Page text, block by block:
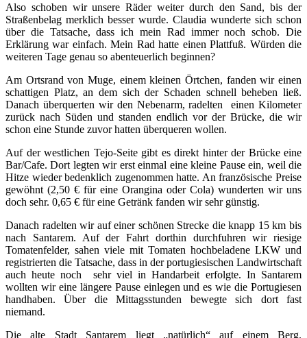
Also schoben wir unsere Räder weiter durch den Sand, bis der
Straßenbelag merklich besser wurde. Claudia wunderte sich schon
über die Tatsache, dass ich mein Rad immer noch schob. Die
Erklärung war einfach. Mein Rad hatte einen Plattfuß. Würden die
weiteren Tage genau so abenteuerlich beginnen?
Am Ortsrand von Muge, einem kleinen Örtchen, fanden wir einen
schattigen Platz, an dem sich der Schaden schnell beheben ließ.
Danach überquerten wir den Nebenarm, radelten einen Kilometer
zurück nach Süden und standen endlich vor der Brücke, die wir
schon eine Stunde zuvor hatten überqueren wollen.
Auf der westlichen Tejo-Seite gibt es direkt hinter der Brücke eine
Bar/Cafe. Dort legten wir erst einmal eine kleine Pause ein, weil die
Hitze wieder bedenklich zugenommen hatte. An französische Preise
gewöhnt (2,50 € für eine Orangina oder Cola) wunderten wir uns
doch sehr. 0,65 € für eine Getränk fanden wir sehr günstig.
Danach radelten wir auf einer schönen Strecke die knapp 15 km bis
nach Santarem. Auf der Fahrt dorthin durchfuhren wir riesige
Tomatenfelder, sahen viele mit Tomaten hochbeladene LKW und
registrierten die Tatsache, dass in der portugiesischen Landwirtschaft
auch heute noch sehr viel in Handarbeit erfolgte. In Santarem
wollten wir eine längere Pause einlegen und es wie die Portugiesen
handhaben. Über die Mittagsstunden bewegte sich dort fast
niemand.
Die alte Stadt Santarem liegt „natürlich“ auf einem Berg.